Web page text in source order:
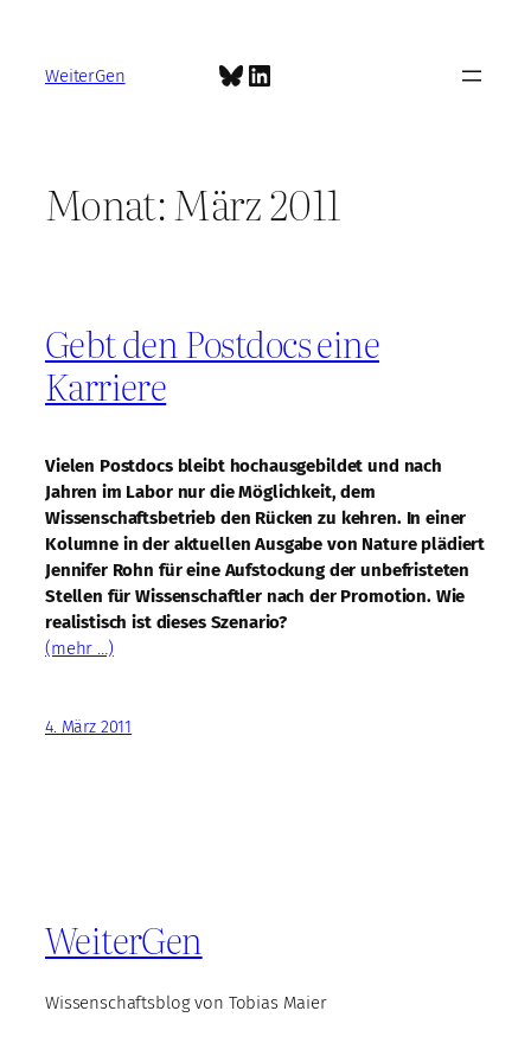
springen
WeiterGen Bluesky
LinkedIn
Monat:März 2011
Gebt den Postdocs eine
Karriere
Vielen Postdocs bleibt hochausgebildet und nach
Jahren im Labor nur die Möglichkeit, dem
Wissenschaftsbetrieb den Rücken zu kehren. In einer
Kolumne in der aktuellen Ausgabe von Nature plädiert
Jennifer Rohn für eine Aufstockung der unbefristeten
Stellen für Wissenschaftler nach der Promotion. Wie
realistisch ist dieses Szenario?
(mehr …)
4. März 2011
WeiterGen
Wissenschaftsblog von Tobias Maier